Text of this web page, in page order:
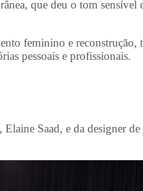
que deu o tom
feminino e
pessoais e profissionais.
Saad, e da designer